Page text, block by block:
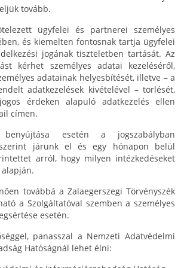
tovább.
ügyfelei és partnerei személyes
és kiemelten fontosnak tartja ügyfelei
jogának tiszteletben tartását. Az
kérhet személyes adatai kezeléséről,
adatainak helyesbítését, illetve – a
adatkezelések kivételével – törlését,
érdeken alapuló adatkezelés ellen
címen.
esetén a jogszabályban
szerint járunk el és egy hónapon belül
arról, hogy milyen intézkedéseket
továbbá a Zalaegerszegi Törvényszék
a Szolgáltatóval szemben a személyes
esetén.
panasszal a Nemzeti Adatvédelmi
Hatóságnál lehet élni: